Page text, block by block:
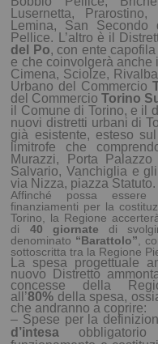
Lusernetta,
Lemina, San
Pellice. L’altro è il
del Po, con ente
e che coinvolgerà anche
Cimena, Sciolze,
Urbano del Commercio
del CommercioTorino
il Comune di Torino, e il
nuovi distretti urbani di
già esistente, esteso
limitrofe che
Murazzi, Porta
Salvario, Vanchiglia e
via Nizza, piazza Statuto.
Affinché possa essere
finanziamenti per la
Torino, la Regione
di 40 giornate di
denominato “Barattolo” ,
sottoscritta tra la Regione
La spesa progettuale
nuovo Distretto
concesse della
all’80% della spesa,
che andranno a coprire:
– Spese per la
d’intesa